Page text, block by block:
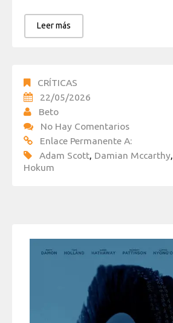
Leer más
CRÍTICAS
22/05/2026
Beto
No Hay Comentarios
Enlace Permanente A:
Adam Scott, Damian Mccarthy,
Hokum